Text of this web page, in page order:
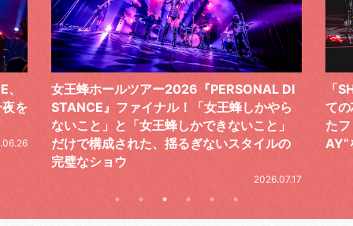
DI
ら
の
「SHISHAMOでした!!!」ロックバンドとし
ての芯を貫き通し、笑顔と感謝で泳ぎ切っ
たファイナルライブ、DAY2“GOODBYE D
AY”をレポート
気
レ